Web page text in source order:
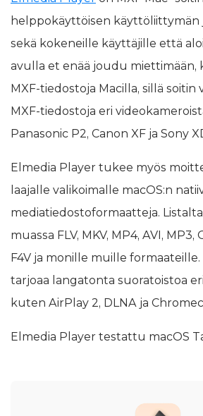
helppokäyttöisen käyttöliittymän
sekä kokeneille käyttäjille että
avulla et enää joudu miettimään,
MXF-tiedostoja Macilla, sillä soitin
MXF-tiedostoja eri
Panasonic P2, Canon XF ja Sony
Elmedia Player tukee myös
laajalle valikoimalle macOS:n
mediatiedostoformaatteja.
muassa FLV, MKV, MP4, AVI, MP3,
F4V ja monille muille formaateille.
tarjoaa langatonta suoratoistoa
kuten AirPlay 2, DLNA ja
Elmedia Player testattu macOS